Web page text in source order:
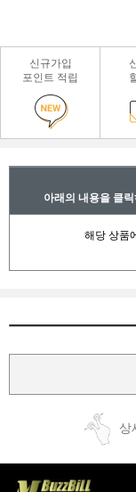
신규가입
포인트 적립
아래의 내용을 클
상